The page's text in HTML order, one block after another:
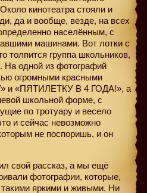
кинотеатра стояли и
да и вообще, везде, на всех
населённым, с
машинами. Вот лотки с
толпится группа школьников,
На одной из фотографий
огромными красными
и «ПЯТИЛЕТКУ В 4 ГОДА!», а
школьной форме, с
по тротуару и весело
и сейчас невозможно
не поспоришь, и он
свой рассказ, а мы ещё
фотографии, которые,
такими яркими и живыми. Ни